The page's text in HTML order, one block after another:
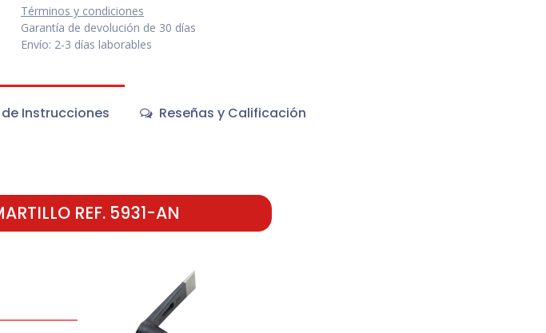
Términos y condiciones
Garantía de devolución de 30 días
Envío: 2-3 días laborables
Instrucciones Reseñas y Calificación
REF. 5931-AN